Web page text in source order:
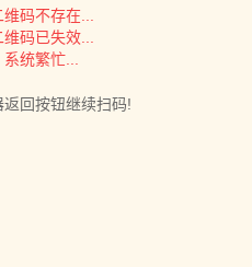
维码不存在...
维码已失效...
系统繁忙...
回按钮继续扫码!